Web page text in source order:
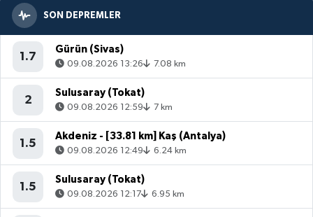
SON DEPREMLER
1.7
Gürün (Sivas)
09.08.2026 13:26 7.08 km
2
Sulusaray (Tokat)
09.08.2026 12:59 7 km
1.5
Akdeniz - [33.81 km] Kaş (Antalya)
09.08.2026 12:49 6.24 km
1.5
Sulusaray (Tokat)
09.08.2026 12:17 6.95 km